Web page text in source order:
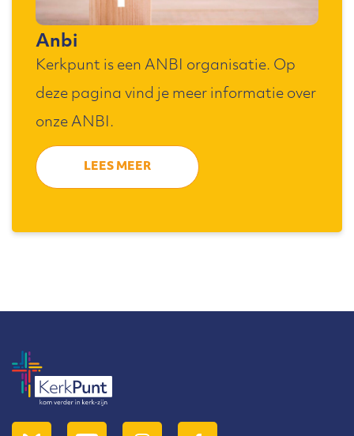
Anbi
Kerkpunt is een ANBI organisatie. Op
deze pagina vind je meer informatie over
onze ANBI.
LEES MEER